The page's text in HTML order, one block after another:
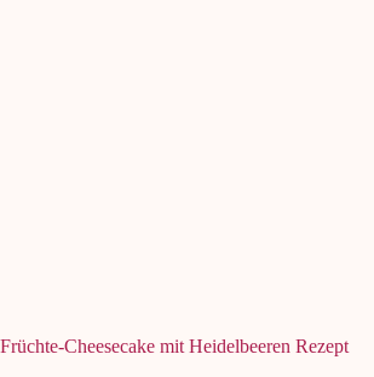
Früchte-Cheesecake mit Heidelbeeren Rezept